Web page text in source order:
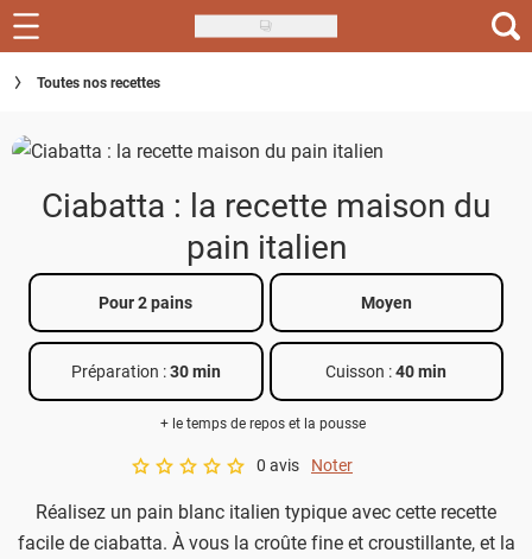
Skip
to
main
Recettes
Inspirations
Actus
Téléchargez l'app Saveurs Recettes
Index des recettes
Toutes nos recettes
Ciabatta : la recette maison du
pain italien
Pour 2 pains Moyen
Préparation :30 min Cuisson :40 min
+ le temps de repos et la pousse
A star rating of 0 out of 5.
0 avis Noter
Réalisez un pain blanc italien typique avec cette recette
facile de ciabatta. À vous la croûte fine et croustillante, et la